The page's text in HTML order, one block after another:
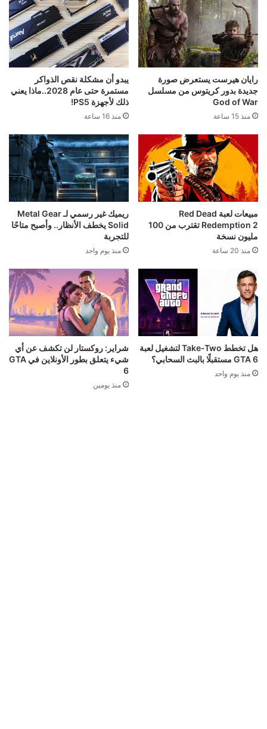
رايان هيرست يستعرض صورة
جديدة بدور كريتوس من مسلسل
God of War
منذ 15 ساعة
يبدو أن مشكلة نقص الذواكر
مستمرة حتى عام 2028..ماذا يعني
ذلك لأجهزة PS5!
منذ 16 ساعة
مبيعات لعبة Red Dead
Redemption 2 تقترب من 100
مليون نسخة
منذ 20 ساعة
ريميك غير رسمي لـ Metal Gear
Solid يخطف الأنظار.. وأصبح متاحًا
للتجربة
منذ يوم واحد
هل تخطط Take-Two لتشغيل لعبة
GTA 6 مستقبلًا بالبث السحابي؟
منذ يوم واحد
شراير: روكستار لن تكشف عن أي
شيء يتعلق بطور الأونلاين في GTA
6
منذ يومين